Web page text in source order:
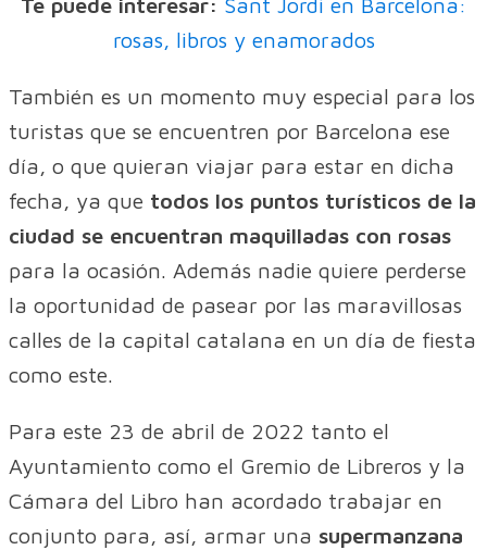
Te puede interesar: Sant Jordi en Barcelona:
rosas, libros y enamorados
También es un momento muy especial para los
turistas que se encuentren por Barcelona ese
día, o que quieran viajar para estar en dicha
fecha, ya que todos los puntos turísticos de la
ciudad se encuentran maquilladas con rosas
para la ocasión. Además nadie quiere perderse
la oportunidad de pasear por las maravillosas
calles de la capital catalana en un día de fiesta
como este.
Para este 23 de abril de 2022 tanto el
Ayuntamiento como el Gremio de Libreros y la
Cámara del Libro han acordado trabajar en
conjunto para, así, armar una supermanzana